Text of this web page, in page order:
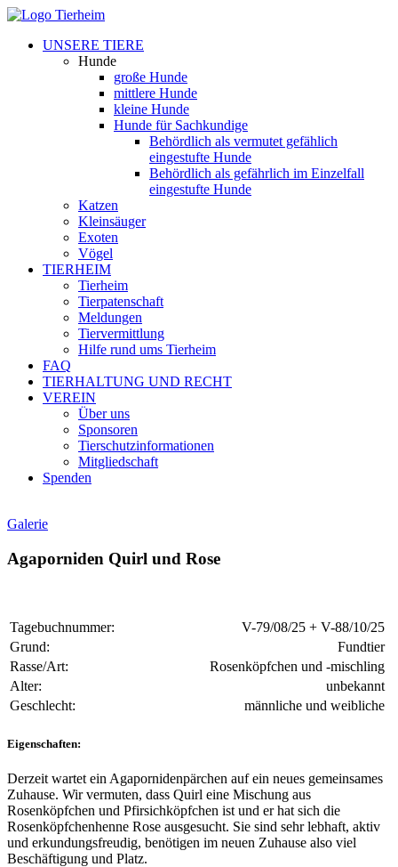
UNSERE TIERE
Hunde
große Hunde
mittlere Hunde
kleine Hunde
Hunde für Sachkundige
Behördlich als vermutet gefählich
eingestufte Hunde
Behördlich als gefährlich im Einzelfall
eingestufte Hunde
Katzen
Kleinsäuger
Exoten
Vögel
TIERHEIM
Tierheim
Tierpatenschaft
Meldungen
Tiervermittlung
Hilfe rund ums Tierheim
FAQ
TIERHALTUNG UND RECHT
VEREIN
Über uns
Sponsoren
Tierschutzinformationen
Mitgliedschaft
Spenden
Galerie
Agaporniden Quirl und Rose
Tagebuchnummer:
V-79/08/25 + V-88/10/25
Grund:
Fundtier
Rasse/Art:
Rosenköpfchen und -mischling
Alter:
unbekannt
Geschlecht:
männliche und weibliche
Eigenschaften:
Derzeit wartet ein Agapornidenpärchen auf ein neues gemeinsames
Zuhause. Wir vermuten, dass Quirl eine Mischung aus
Rosenköpfchen und Pfirsichköpfchen ist und er hat sich die
Rosenköpfchenhenne Rose ausgesucht. Sie sind sehr lebhaft, aktiv
und erkundungsfreudig, benötigen im neuen Zuhause also viel
Beschäftigung und Platz.